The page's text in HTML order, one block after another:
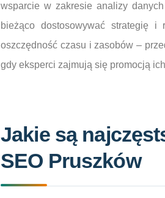
wsparcie w zakresie analizy
bieżąco dostosowywać strategię
oszczędność czasu i zasobów –
gdy eksperci zajmują się promocją
Jakie są
SEO Pruszków